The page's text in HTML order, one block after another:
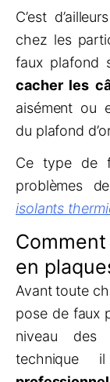
C’est
chez les
faux plafond
cacher les
aisément ou
du plafond
Ce type de
problèmes
isolants
en
Avant toute
pose de faux
niveau des